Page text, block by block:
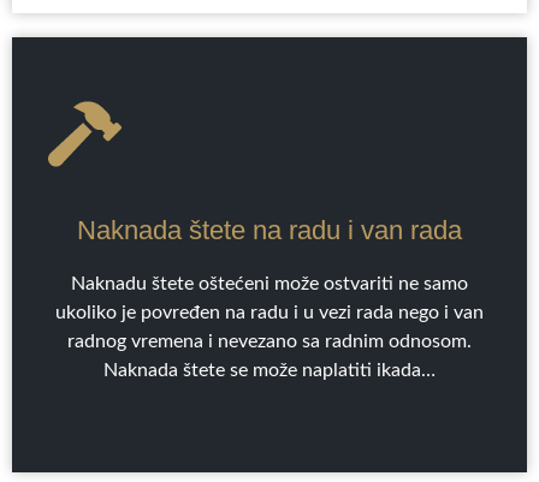
Naknada štete na radu i van rada
Naknadu štete oštećeni može ostvariti ne samo
ukoliko je povređen na radu i u vezi rada nego i van
radnog vremena i nevezano sa radnim odnosom.
Naknada štete se može naplatiti ikada…